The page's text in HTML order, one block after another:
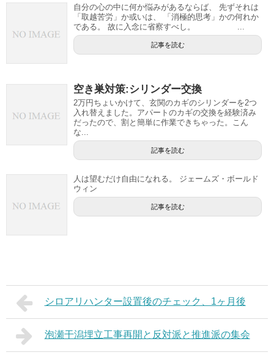
自分の心の中に何か悩みがあるならば、 先ずそれは
「取越苦労」か或いは、 「消極的思考」かの何れか
である。 故に入念に省察すべし。 ...
記事を読む
空き巣対策:シリンダー交換
2万円ちょいかけて、玄関のカギのシリンダーを2つ
入れ替えました。アパートのカギの交換を経験済み
だったので、割と簡単に作業できちゃった。こん
な...
記事を読む
人は望むだけ自由になれる。 ジェームズ・ボールド
ウィン
記事を読む
シロアリハンター設置後のチェック、1ヶ月後
泡瀬干潟埋立工事再開と反対派と推進派の集会